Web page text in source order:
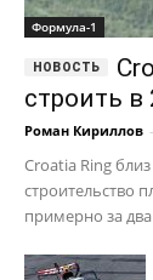
Формула-1
строить в
Роман Кириллов -
Croatia Ring
строительство
примерно за